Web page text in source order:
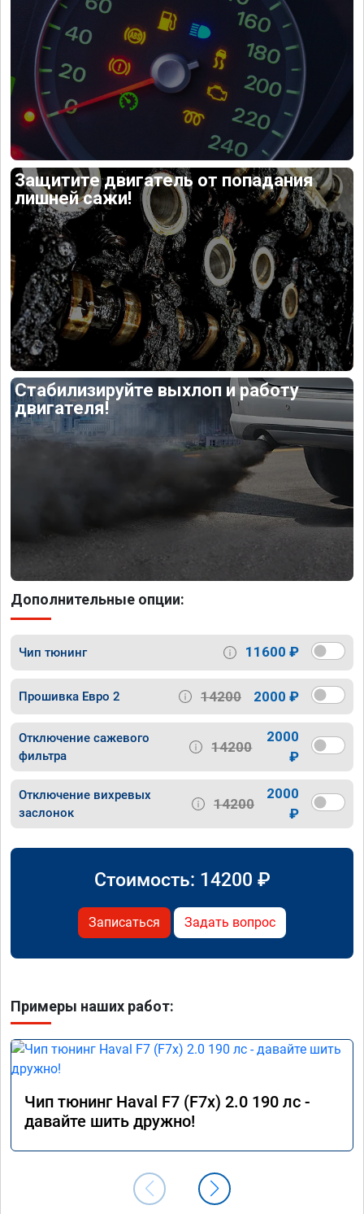
Защитите двигатель от попадания
лишней сажи!
Стабилизируйте выхлоп и работу
двигателя!
Дополнительные опции:
Чип тюнинг 11600 ₽
Прошивка Евро 2 14200 2000 ₽
Отключение сажевого
фильтра
14200
2000
₽
Отключение вихревых
заслонок
14200
2000
₽
Стоимость: 14200 ₽
Записаться Задать вопрос
Примеры наших работ:
Чип тюнинг Haval F7 (F7x) 2.0 190 лс -
давайте шить дружно!